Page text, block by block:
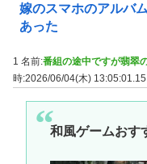
嫁のスマホのアルバ
あった
1 名前:番組の途中ですが翡翠
時:2026/06/04(木) 13:05:01.15
和風ゲームおす